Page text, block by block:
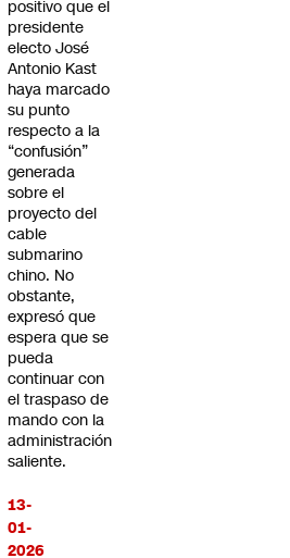
positivo que el
presidente
electo José
Antonio Kast
haya marcado
su punto
respecto a la
“confusión”
generada
sobre el
proyecto del
cable
submarino
chino. No
obstante,
expresó que
espera que se
pueda
continuar con
el traspaso de
mando con la
administración
saliente.
13-
01-
2026